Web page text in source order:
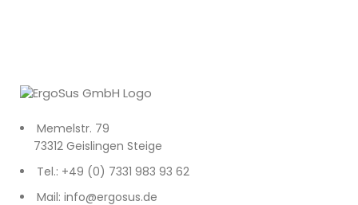
Memelstr. 79
73312 Geislingen Steige
Tel.: +49 (0) 7331 983 93 62
Mail: info@ergosus.de